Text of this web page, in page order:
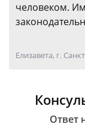
человеком.
Елизавета, г.
Ответ